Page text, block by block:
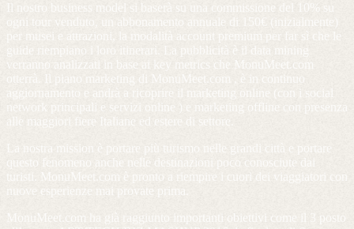
Il nostro business model si baserà su una commissione del 10% su
ogni tour venduto, un abbonamento annuale di 150€ (inizialmente)
per musei e attrazioni, la modalità account premium per far sì che le
guide riempiano i loro itinerari. La pubblicità è il data mining
verranno analizzati in base ai key metrics che MonuMeet.com
otterrà. Il piano marketing di MonuMeet.com , è in continuo
aggiornamento e andrà a ricoprire il marketing online (con i social
network principali e servizi online ) e marketing offline con presenza
alle maggiori fiere Italiane ed estere di settore.
La nostra mission è portare più turismo nelle grandi città e portare
questo fenomeno anche nelle destinazioni poco conosciute dai
turisti. MonuMeet.com è pronto a riempire i cuori dei viaggiatori con
nuove esperienze mai provate prima.
MonuMeet.com ha già raggiunto importanti obiettivi come il 3 posto